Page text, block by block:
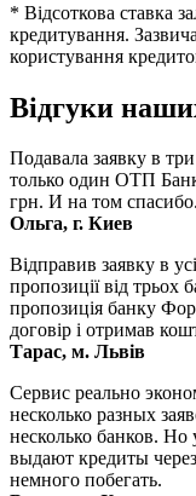
* Відсоткова ставка
кредитування.
користування
Відгуки
Подавала заявку в
только один ОТП
грн. И на том спасибо.
Ольга, г. Киев
Відправив заявку в
пропозиції від трьох
пропозиція банку
договір і отримав
Тарас, м. Львів
Сервис реально
несколько разных
несколько банков. Но
выдают кредиты
немного побегать.